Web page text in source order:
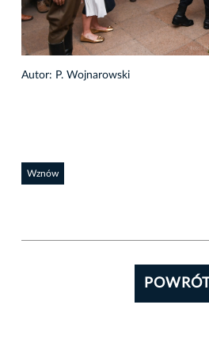
Autor: P. Wojnarowski
Wznów